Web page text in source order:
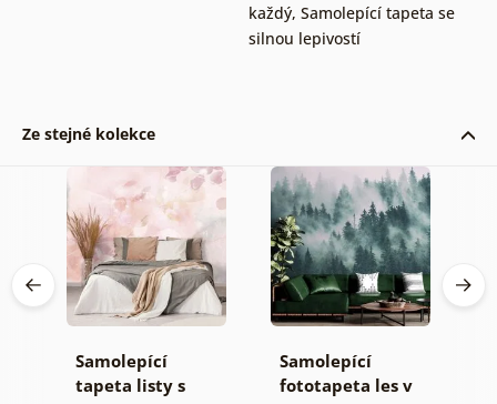
každý, Samolepící tapeta se
silnou lepivostí
Ze stejné kolekce
Samolepící
tapeta listy s
Samolepící
fototapeta les v